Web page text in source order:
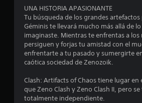
UNA HISTORIA APASIONANTE
Tu búsqueda de los grandes
Géminis te llevará mucho más allá de
imaginaste. Mientras te enfrentas a
persiguen y forjas tu amistad con el
enfrentarte a tu pasado y sumergirte
caótica sociedad de Zenozoik.
Clash: Artifacts of Chaos tiene lugar en
que Zeno Clash y Zeno Clash II, pero
totalmente independiente.